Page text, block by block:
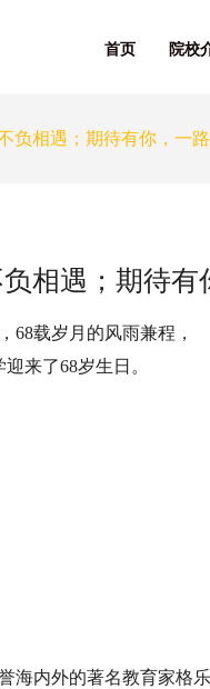
首页 院校
负相遇；期待有你，一路
相遇；期待有
68载岁月的风雨兼程，
来了68岁生日。
海内外的著名教育家格